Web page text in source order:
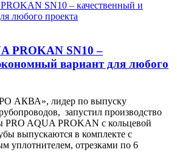
PROKAN SN10 –
вариант для любого
АКВА», лидер по выпуску
запустил производство
PRO AQUA PROKAN с кольцевой
выпускаются в комплекте с
уплотнителем, отрезками по 6